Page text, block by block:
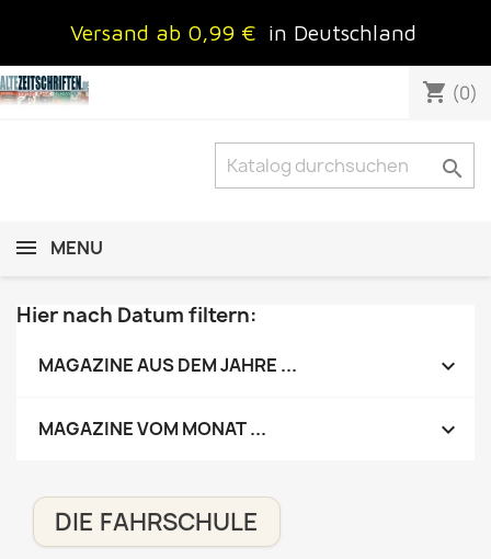
Versand ab 0,99 € in Deutschland
shopping_cart (0)

MENU
Hier nach Datum filtern:
MAGAZINE AUS DEM JAHRE ... 
MAGAZINE VOM MONAT ... 
DIE FAHRSCHULE